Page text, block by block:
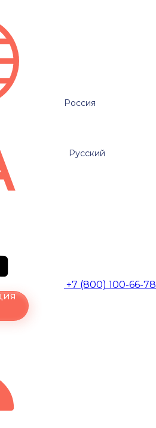
Россия
Русский
+7 (800) 100-66-78